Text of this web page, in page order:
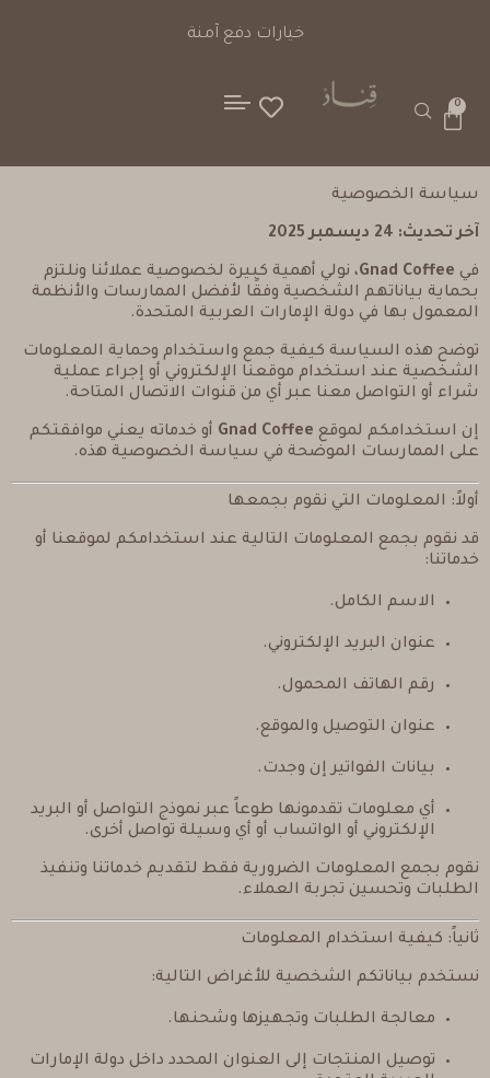
خيارات دفع آمنة
0
سياسة الخصوصية
آخر تحديث: 24 ديسمبر 2025
في Gnad Coffee، نولي أهمية كبيرة لخصوصية عملائنا ونلتزم
بحماية بياناتهم الشخصية وفقًا لأفضل الممارسات والأنظمة
المعمول بها في دولة الإمارات العربية المتحدة.
توضح هذه السياسة كيفية جمع واستخدام وحماية المعلومات
الشخصية عند استخدام موقعنا الإلكتروني أو إجراء عملية
شراء أو التواصل معنا عبر أي من قنوات الاتصال المتاحة.
إن استخدامكم لموقع Gnad Coffee أو خدماته يعني موافقتكم
على الممارسات الموضحة في سياسة الخصوصية هذه.
أولاً: المعلومات التي نقوم بجمعها
قد نقوم بجمع المعلومات التالية عند استخدامكم لموقعنا أو
خدماتنا:
الاسم الكامل.
عنوان البريد الإلكتروني.
رقم الهاتف المحمول.
عنوان التوصيل والموقع.
بيانات الفواتير إن وجدت.
أي معلومات تقدمونها طوعاً عبر نموذج التواصل أو البريد
الإلكتروني أو الواتساب أو أي وسيلة تواصل أخرى.
نقوم بجمع المعلومات الضرورية فقط لتقديم خدماتنا وتنفيذ
الطلبات وتحسين تجربة العملاء.
ثانياً: كيفية استخدام المعلومات
نستخدم بياناتكم الشخصية للأغراض التالية:
معالجة الطلبات وتجهيزها وشحنها.
توصيل المنتجات إلى العنوان المحدد داخل دولة الإمارات